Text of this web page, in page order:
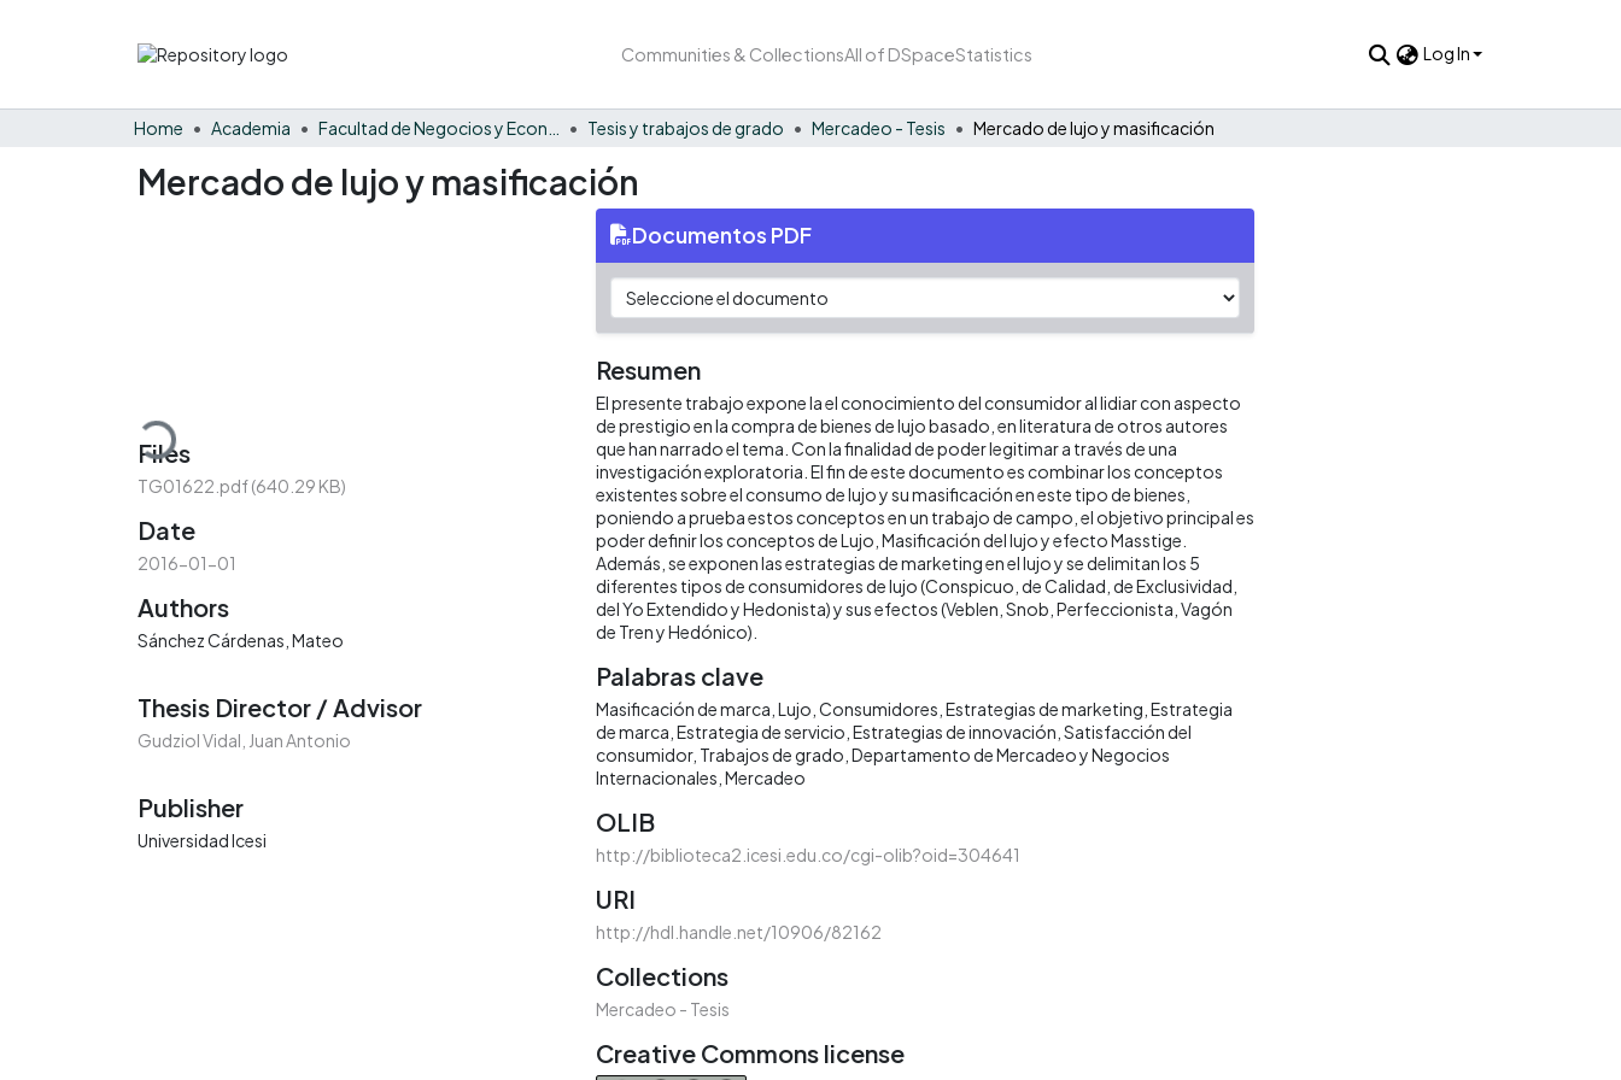
Communities & CollectionsAll of DSpaceStatistics Log In
Home Academia Tesis y trabajos de grado Mercadeo - Tesis Mercado de lujo y masificación
Mercado de lujo y masificación
Loading...
Files
TG01622.pdf(640.29 KB)
Date
2016-01-01
Authors
Sánchez Cárdenas, Mateo
Thesis Director / Advisor
Gudziol Vidal, Juan Antonio
Publisher
Universidad Icesi
Documentos PDF
Resumen
El presente trabajo expone la el conocimiento del consumidor al lidiar con aspecto
de prestigio en la compra de bienes de lujo basado, en literatura de otros autores
que han narrado el tema. Con la finalidad de poder legitimar a través de una
investigación exploratoria. El fin de este documento es combinar los conceptos
existentes sobre el consumo de lujo y su masificación en este tipo de bienes,
poniendo a prueba estos conceptos en un trabajo de campo, el objetivo principal es
poder definir los conceptos de Lujo, Masificación del lujo y efecto Masstige.
Además, se exponen las estrategias de marketing en el lujo y se delimitan los 5
diferentes tipos de consumidores de lujo (Conspicuo, de Calidad, de Exclusividad,
del Yo Extendido y Hedonista) y sus efectos (Veblen, Snob, Perfeccionista, Vagón
de Tren y Hedónico).
Palabras clave
Masificación de marca Lujo Consumidores Estrategias de marketing Estrategia
de marca Estrategia de servicio Estrategias de innovación Satisfacción del
consumidor Trabajos de grado Departamento de Mercadeo y Negocios
Internacionales Mercadeo
OLIB
http://biblioteca2.icesi.edu.co/cgi-olib?oid=304641
URI
http://hdl.handle.net/10906/82162
Collections
Mercadeo - Tesis
Creative Commons license